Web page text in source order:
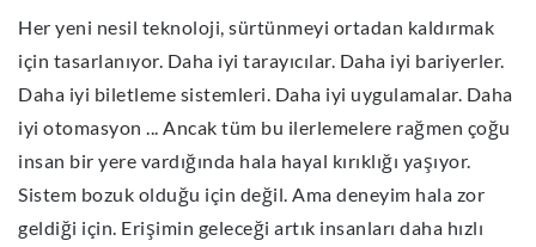
Her yeni nesil teknoloji, sürtünmeyi ortadan kaldırmak
için tasarlanıyor. Daha iyi tarayıcılar. Daha iyi bariyerler.
Daha iyi biletleme sistemleri. Daha iyi uygulamalar. Daha
iyi otomasyon ... Ancak tüm bu ilerlemelere rağmen çoğu
insan bir yere vardığında hala hayal kırıklığı yaşıyor.
Sistem bozuk olduğu için değil. Ama deneyim hala zor
geldiği için. Erişimin geleceği artık insanları daha hızlı